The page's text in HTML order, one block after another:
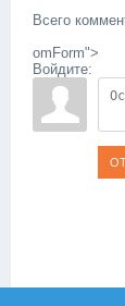
Всего
omForm">
Войдите: